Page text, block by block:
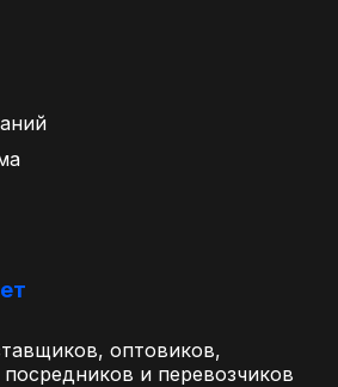
оптовиков,
и перевозчиков